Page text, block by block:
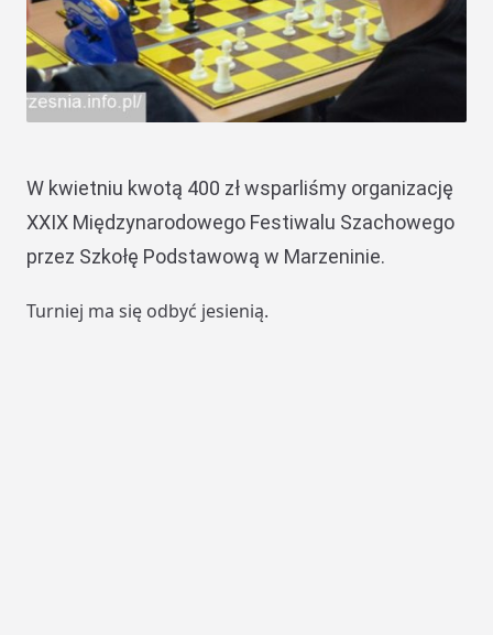
W kwietniu kwotą 400 zł wsparliśmy organizację
XXIX Międzynarodowego Festiwalu Szachowego
przez Szkołę Podstawową w Marzeninie.
Turniej ma się odbyć jesienią.